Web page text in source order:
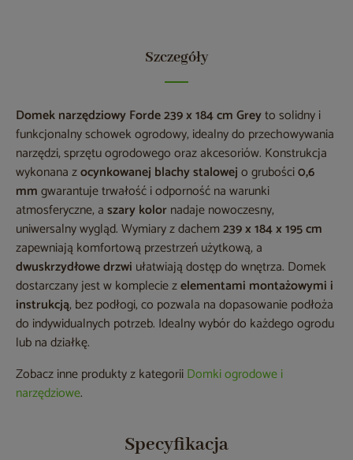
Szczegóły
Domek narzędziowy Forde 239 x 184 cm Greyto solidny i
funkcjonalny schowek ogrodowy, idealny do przechowywania
narzędzi, sprzętu ogrodowego oraz akcesoriów. Konstrukcja
wykonana zocynkowanej blachy stalowejo grubości0,6
mmgwarantuje trwałość i odporność na warunki
atmosferyczne, aszary kolornadaje nowoczesny,
uniwersalny wygląd. Wymiary z dachem239 x 184 x 195 cm
zapewniają komfortową przestrzeń użytkową, a
dwuskrzydłowe drzwi ułatwiają dostęp do wnętrza. Domek
dostarczany jest w komplecie zelementami montażowymi i
instrukcją, bez podłogi, co pozwala na dopasowanie podłoża
do indywidualnych potrzeb. Idealny wybór do każdego ogrodu
lub na działkę.
Zobacz inne produkty z kategoriiDomki ogrodowe i
narzędziowe.
Specyfikacja